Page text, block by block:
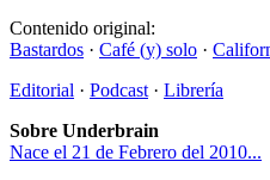
Contenido original:
Bastardos · Café (y) solo ·
Editorial · Podcast · Librería
Sobre Underbrain
Nace el 21 de Febrero del 2010...